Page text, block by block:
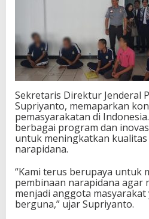
Sekretaris Direktur Jenderal
Supriyanto, memaparkan
pemasyarakatan di
berbagai program dan
untuk meningkatkan
narapidana.
“Kami terus berupaya untuk
pembinaan narapidana agar
menjadi anggota
berguna,” ujar Supriyanto.